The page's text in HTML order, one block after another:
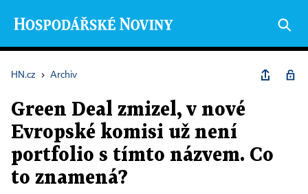
HN.cz › Archiv
Green Deal zmizel, v nové
Evropské komisi už není
portfolio s tímto názvem. Co
to znamená?